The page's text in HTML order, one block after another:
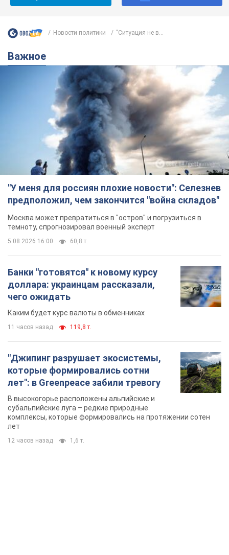
Новости политики "Ситуация не в...
Важное
"У меня для россиян плохие новости": Селезнев
предположил, чем закончится "война складов"
Москва может превратиться в "остров" и погрузиться в
темноту, спрогнозировал военный эксперт
5.08.2026 16:00 60,8 т.
Банки "готовятся" к новому курсу
доллара: украинцам рассказали,
чего ожидать
Каким будет курс валюты в обменниках
11 часов назад 119,8 т.
"Джипинг разрушает экосистемы,
которые формировались сотни
лет": в Greenpeace забили тревогу
В высокогорье расположены альпийские и
субальпийские луга – редкие природные
комплексы, которые формировались на протяжении сотен
лет
12 часов назад 1,6 т.